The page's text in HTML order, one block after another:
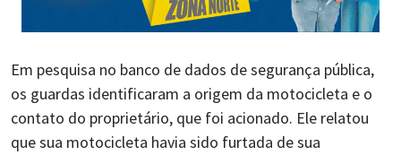
Em pesquisa no banco de dados de segurança pública,
os guardas identificaram a origem da motocicleta e o
contato do proprietário, que foi acionado. Ele relatou
que sua motocicleta havia sido furtada de sua